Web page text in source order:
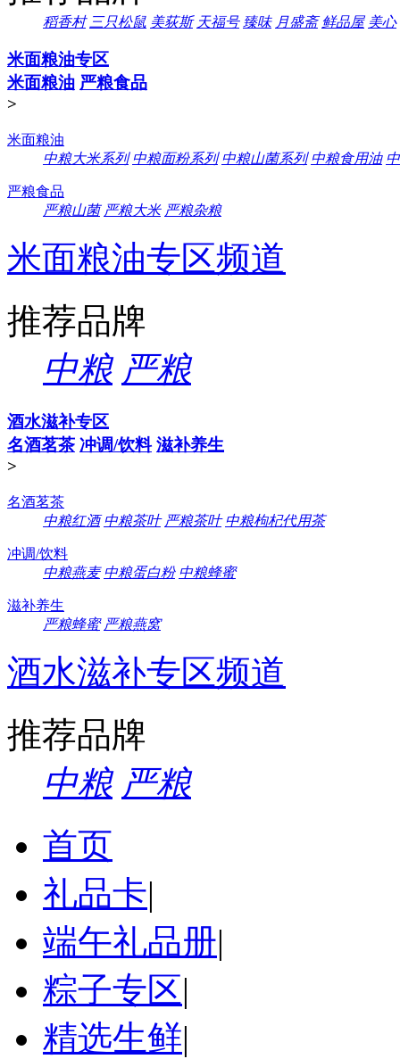
稻香村 三只松鼠 美荻斯 天福号 臻味 月盛斋 鲜品屋 美心
米面粮油专区
米面粮油 严粮食品
>
米面粮油
中粮大米系列 中粮面粉系列 中粮山菌系列 中粮食用油
严粮食品
严粮山菌 严粮大米 严粮杂粮
米面粮油专区频道
推荐品牌
中粮 严粮
酒水滋补专区
名酒茗茶 冲调/饮料 滋补养生
>
名酒茗茶
中粮红酒 中粮茶叶 严粮茶叶 中粮枸杞代用茶
冲调/饮料
中粮燕麦 中粮蛋白粉 中粮蜂蜜
滋补养生
严粮蜂蜜 严粮燕窝
酒水滋补专区频道
推荐品牌
中粮 严粮
首页
礼品卡|
端午礼品册|
粽子专区|
精选生鲜|